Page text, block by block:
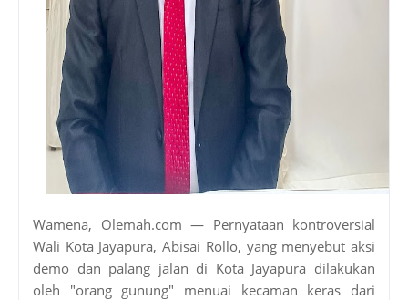
Wamena, Olemah.com — Pernyataan kontroversial
Wali Kota Jayapura, Abisai Rollo, yang menyebut aksi
demo dan palang jalan di Kota Jayapura dilakukan
oleh "orang gunung" menuai kecaman keras dari